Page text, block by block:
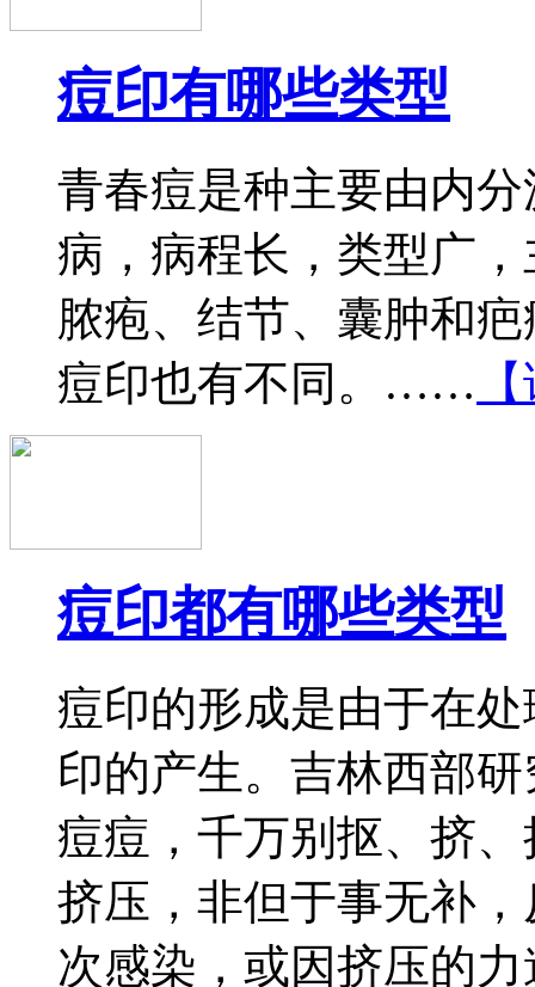
痘印有哪些类型
青春痘是种主要由内
病，病程长，类型广
脓疱、结节、囊肿和
痘印也有不同。……
痘印都有哪些类型
痘印的形成是由于在
印的产生。吉林西部
痘痘，千万别抠、挤
挤压，非但于事无补
次感染，或因挤压的